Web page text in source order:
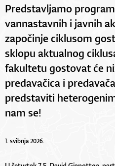
Predstavljamo
vannastavnih i javnih
započinje ciklusom
sklopu aktualnog
fakultetu gostovat će
predavačica i
predstaviti
nam se!
1. svibnja 2026.